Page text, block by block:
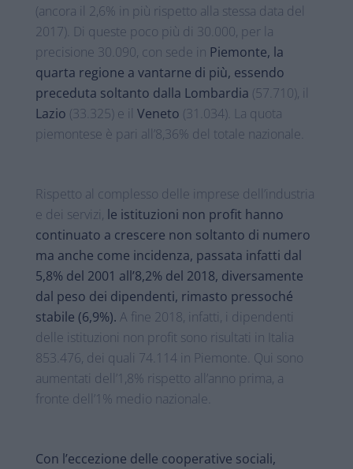
(ancora il 2,6% in più rispetto alla stessa data del
2017). Di queste poco più di 30.000, per la
precisione 30.090, con sede in Piemonte, la
quarta regione a vantarne di più, essendo
preceduta soltanto dalla Lombardia (57.710), il
Lazio (33.325) e il Veneto (31.034). La quota
piemontese è pari all’8,36% del totale nazionale.
Rispetto al complesso delle imprese dell’industria
e dei servizi, le istituzioni non profit hanno
continuato a crescere non soltanto di numero
ma anche come incidenza, passata infatti dal
5,8% del 2001 all’8,2% del 2018, diversamente
dal peso dei dipendenti, rimasto pressoché
stabile (6,9%). A fine 2018, infatti, i dipendenti
delle istituzioni non profit sono risultati in Italia
853.476, dei quali 74.114 in Piemonte. Qui sono
aumentati dell’1,8% rispetto all’anno prima, a
fronte dell’1% medio nazionale.
Con l’eccezione delle cooperative sociali,